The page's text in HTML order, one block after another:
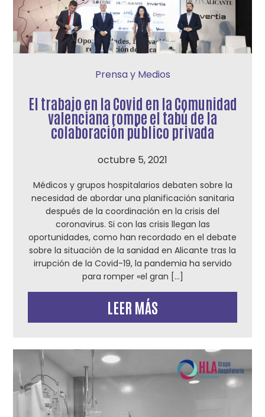
Prensa y Medios
El trabajo en la Covid en la Comunidad
valenciana rompe el tabú de la
colaboración público privada
octubre 5, 2021
Médicos y grupos hospitalarios debaten sobre la
necesidad de abordar una planificación sanitaria
después de la coordinación en la crisis del
coronavirus. Si con las crisis llegan las
oportunidades, como han recordado en el debate
sobre la situación de la sanidad en Alicante tras la
irrupción de la Covid-19, la pandemia ha servido
para romper «el gran […]
LEER MÁS